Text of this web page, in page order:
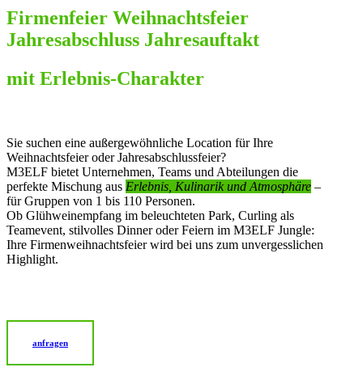
Firmenfeier Weihnachtsfeier
Jahresabschluss Jahresauftakt
mit Erlebnis-Charakter
Sie suchen eine außergewöhnliche Location für Ihre
Weihnachtsfeier oder Jahresabschlussfeier?
M3ELF bietet Unternehmen, Teams und Abteilungen die
perfekte Mischung aus Erlebnis, Kulinarik und Atmosphäre –
für Gruppen von 1 bis 110 Personen.
Ob Glühweinempfang im beleuchteten Park, Curling als
Teamevent, stilvolles Dinner oder Feiern im M3ELF Jungle:
Ihre Firmenweihnachtsfeier wird bei uns zum unvergesslichen
Highlight.
anfragen